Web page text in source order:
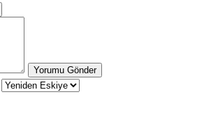
Yorumu Gönder